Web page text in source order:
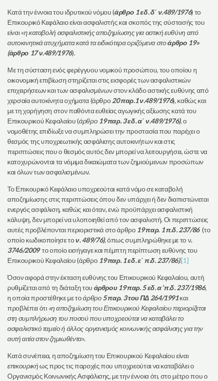
Κατά την έννοια του ιδρυτικού νόμου (άρθρο 1 εδ. δ΄ ν.489/1976) το
Επικουρικό Κεφάλαιο είναι ασφαλιστής και σκοπός της σύστασής του
είναι «η καταβολή ασφαλιστικής αποζημίωσης για αστική ευθύνη από
αυτοκινητικά ατυχήματα κατά τα ειδικότερα οριζόμενα στοάρθρο 19»
(άρθρο 17 ν.489/1976).
Με τη σύσταση ενός φερέγγυου νομικού προσώπου, του οποίου η
οικονομική επιβίωση στηρίζεται στις εισφορές των ασφαλιστικών
επιχειρήσεων και των ασφαλισμένων στον κλάδο αστικής ευθύνης από
χερσαία αυτοκίνητα οχήματα (άρθρο20 παρ.1 ν.489/1976), καθώς και
με τη χορήγηση στον παθόντα ευθείας αγωγικής αξίωσης κατά του
Επικουρικού Κεφαλαίου (άρθρο19 παρ. 3 εδ. α΄ ν.489/1976), ο
νομοθέτης επιδίωξε να συμπληρώσει την προστασία που παρέχει ο
θεσμός της υποχρεωτικής ασφάλισης αυτοκινήτων και στις
περιπτώσεις που ο θεσμός αυτός δεν μπορεί να λειτουργήσει, ώστε να
κατοχυρώνονται τα νόμιμα δικαιώματα των ζημιούμενων προσώπων
και όλων των ασφαλισμένων.
Το Επικουρικό Κεφάλαιο υποχρεούται κατά νόμο σε καταβολή
αποζημίωσης στις περιπτώσεις όπου δεν υπάρχει ή δεν διαπιστώνεται
ενεργός ασφάλιση, καθώς και όταν, ενώ προϋπάρχει ασφαλιστική
κάλυψη, δεν μπορεί να υλοποιηθεί από τον ασφαλιστή. Οι περιπτώσεις
αυτές προβλέπονται περιοριστικά στο άρθρο 19 παρ. 1 π.δ. 237/86(το
οποίο κωδικοποίησε τον. 489/76), όπως συμπληρώθηκε με το ν.
3746/2009το οποίο εισήγαγε και πέμπτη περίπτωση ευθύνης του
Επικουρικού Κεφαλαίου (άρθρο 19 παρ. 1 εδ. ε΄ π.δ. 237/86).[1]
Όσον αφορά στην έκταση ευθύνης του Επικουρικού Κεφαλαίου, αυτή
ρυθμίζεται από τη διάταξη του άρθρου 19 παρ. 5 εδ. α’ π.δ. 237/1986,
η οποία προστέθηκε με τοάρθρο5 παρ. 3 του ΠΔ 264/1991και
προβλέπει ότι «η αποζημίωση του Επικουρικού Κεφαλαίου περιορίζεται
στη συμπλήρωση του ποσού που υποχρεούται να καταβάλει το
ασφαλιστικό ταμείο ή άλλος οργανισμός κοινωνικής ασφάλισης για την
αυτή αιτία στον ζημιωθέντα».
Κατά συνέπεια, η αποζημίωση του Επικουρικού Κεφαλαίου είναι
επικουρικήως προς τις παροχές που υποχρεούται να καταβάλει ο
Οργανισμός Κοινωνικής Ασφάλισης, με την έννοια ότι, στο μέτρο που ο